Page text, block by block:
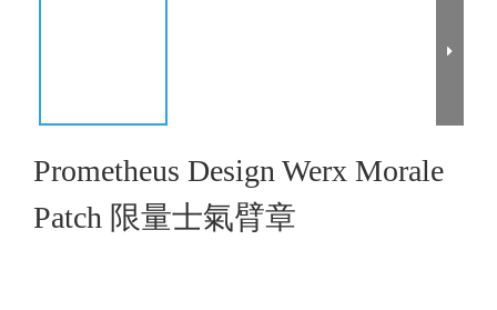
Prometheus Design Werx Morale
Patch 限量士氣臂章